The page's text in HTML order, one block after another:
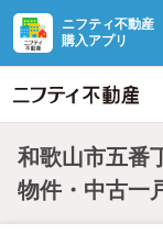
ニフティ不動産
購入アプリ
和歌山市五番
物件・中古一